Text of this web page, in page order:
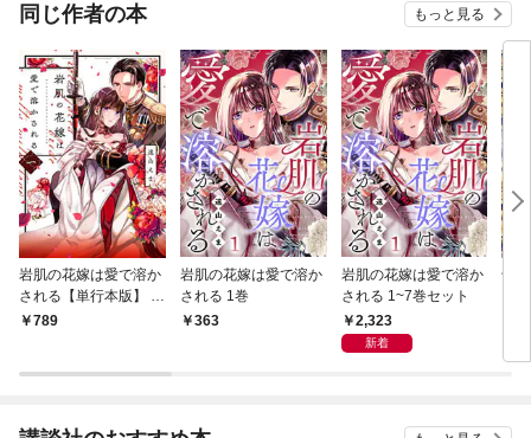
同じ作者の本 もっと見る
岩肌の花嫁は愛で溶か
される【単行本版】 1
巻789
岩肌の花嫁は愛で溶か
される 1巻
363
岩肌の花嫁は愛で溶か
される 1~7巻セット
2,323
新着
千